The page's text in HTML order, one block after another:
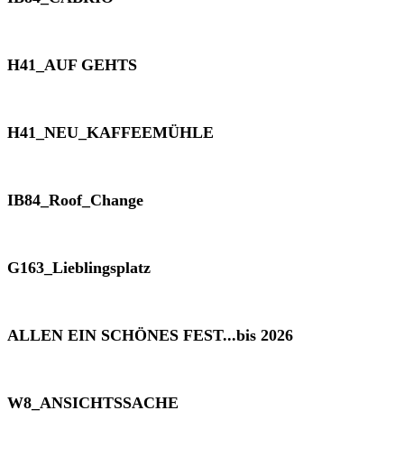
H41_AUF GEHTS
H41_NEU_KAFFEEMÜHLE
IB84_Roof_Change
G163_Lieblingsplatz
ALLEN EIN SCHÖNES FEST...bis 2026
W8_ANSICHTSSACHE